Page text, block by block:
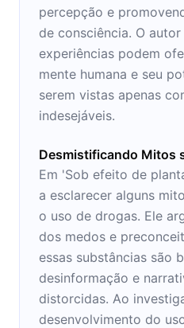
percepção e
de consciência. O
experiências podem
mente humana e seu
serem vistas apenas
indesejáveis.
Desmistificando Mitos
Em 'Sob efeito de
a esclarecer alguns
o uso de drogas. Ele
dos medos e
essas substâncias são
desinformação e
distorcidas. Ao
desenvolvimento do